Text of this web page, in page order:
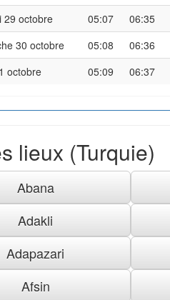
29 octobre
05:07 06:35
30 octobre
05:08 06:36
octobre
05:09 06:37
lieux (Turquie)
Abana
Adakli
Adapazari
Afsin